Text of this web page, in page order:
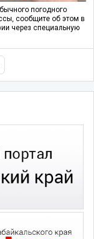
погодного
сообщите об этом в
через специальную